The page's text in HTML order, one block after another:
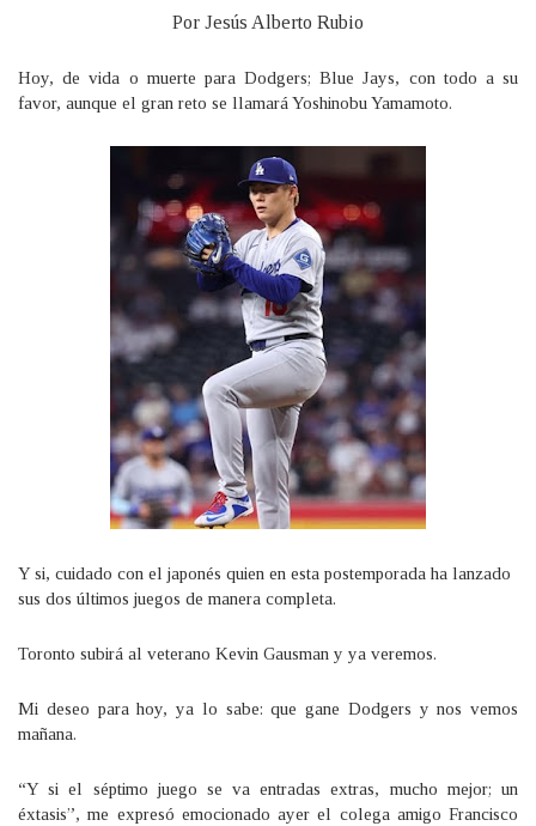
Por Jesús Alberto Rubio
Hoy, de vida o muerte para Dodgers; Blue Jays, con todo a su
favor, aunque el gran reto se llamará Yoshinobu Yamamoto.
Y si, cuidado con el japonés quien en esta postemporada ha lanzado
sus dos últimos juegos de manera completa.
Toronto subirá al veterano Kevin Gausman y ya veremos.
Mi deseo para hoy, ya lo sabe: que gane Dodgers y nos vemos
mañana.
“Y si el séptimo juego se va entradas extras, mucho mejor; un
éxtasis”, me expresó emocionado ayer el colega amigo Francisco